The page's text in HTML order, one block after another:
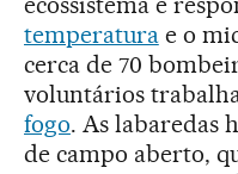
temperaturae o
cerca de 70
voluntários
fogo. As labaredas
de campo aberto,